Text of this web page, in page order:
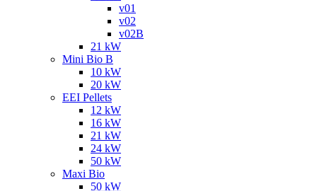
v01
v02
v02B
21 kW
Mini Bio B
10 kW
20 kW
EEI Pellets
12 kW
16 kW
21 kW
24 kW
50 kW
Maxi Bio
50 kW